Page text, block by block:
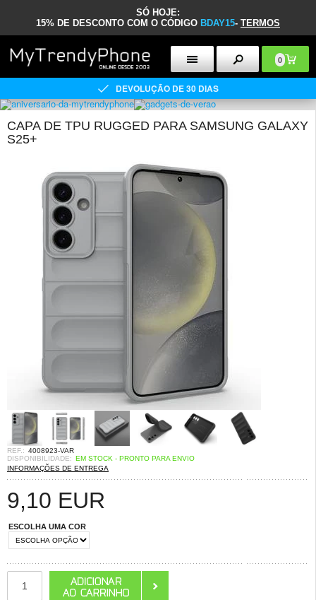
SÓ HOJE:
15% DE DESCONTO COM O CÓDIGO BDAY15- TERMOS
0
DEVOLUÇÃO DE 30 DIAS
CAPA DE TPU RUGGED PARA SAMSUNG GALAXY
S25+
REF.: 4008923-VAR
DISPONIBILIDADE: EM STOCK - PRONTO PARA ENVIO
INFORMAÇÕES DE ENTREGA
9,10 EUR
ESCOLHA UMA COR